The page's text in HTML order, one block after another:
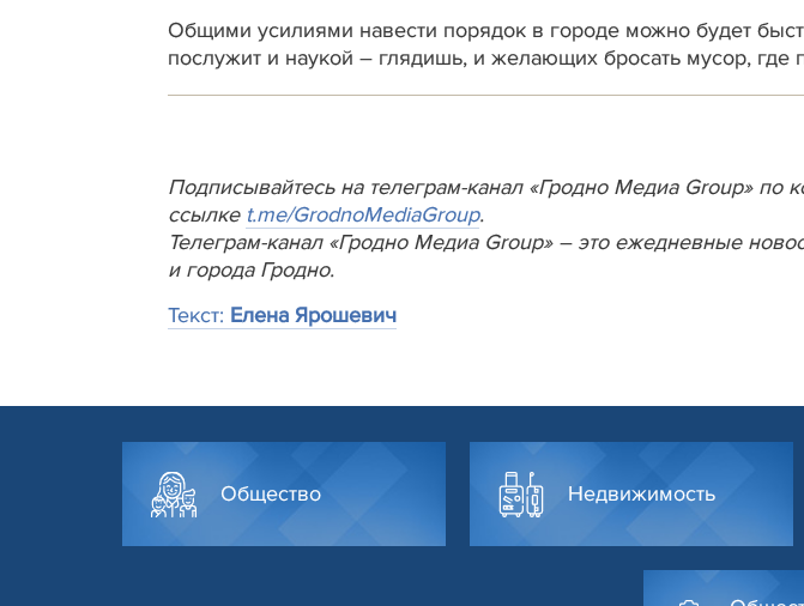
Общими усилиями навести порядок в городе можно будет
послужит и наукой – глядишь, и желающих бросать мусор, где
Подписывайтесь на телеграм-канал «Гродно Медиа Group» по
ссылке t.me/GrodnoMediaGroup.
Телеграм-канал «Гродно Медиа Group» – это ежедневные
и города Гродно.
Текст: Елена Ярошевич
Общество Недвижимость